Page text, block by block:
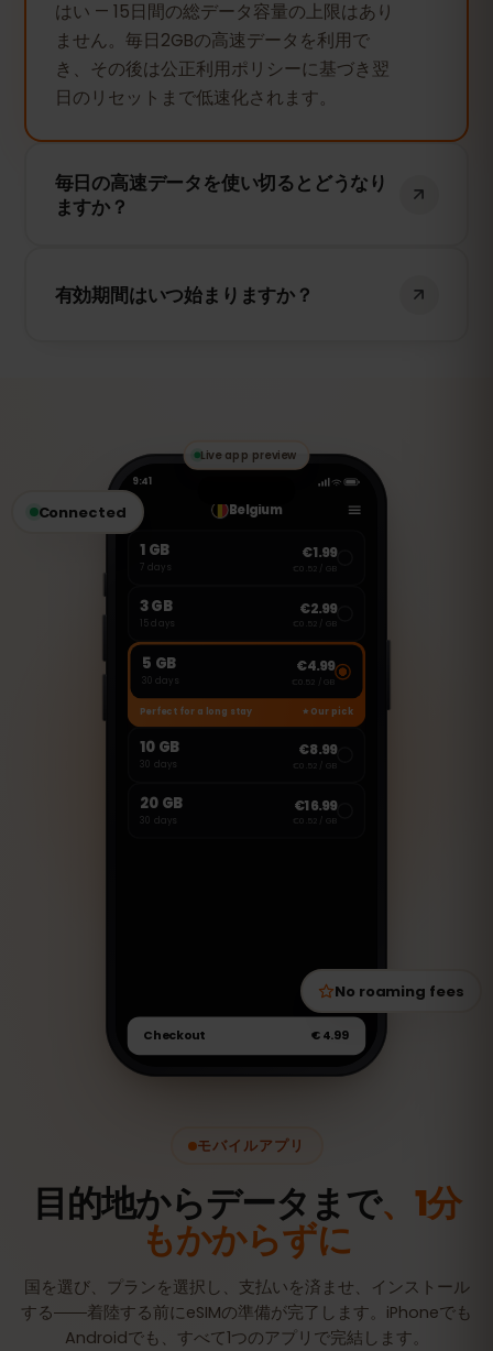
はい — 15日間の総データ容量の上限はあり
ません。毎日2GBの高速データを利用で
き、その後は公正利用ポリシーに基づき翌
日のリセットまで低速化されます。
毎日の高速データを使い切るとどうなり
ますか？
グ、メッセージ、地図は使えます — ただし
有効期間はいつ始まりますか？